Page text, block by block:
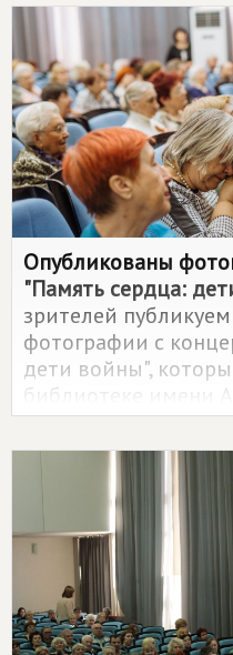
Опубликованы
"Память сердца:
зрителей
фотографии с
дети войны",
библиотеке имени
уже доступны в